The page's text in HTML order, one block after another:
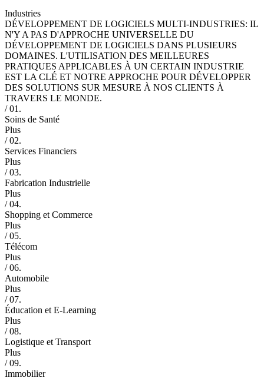
Industries
DÉVELOPPEMENT DE LOGICIELS MULTI-INDUSTRIES: IL
N'Y A PAS D'APPROCHE UNIVERSELLE DU
DÉVELOPPEMENT DE LOGICIELS DANS PLUSIEURS
DOMAINES. L'UTILISATION DES MEILLEURES
PRATIQUES APPLICABLES À UN CERTAIN INDUSTRIE
EST LA CLÉ ET NOTRE APPROCHE POUR DÉVELOPPER
DES SOLUTIONS SUR MESURE À NOS CLIENTS À
TRAVERS LE MONDE.
/ 01.
Soins de Santé
Plus
/ 02.
Services Financiers
Plus
/ 03.
Fabrication Industrielle
Plus
/ 04.
Shopping et Commerce
Plus
/ 05.
Télécom
Plus
/ 06.
Automobile
Plus
/ 07.
Éducation et E-Learning
Plus
/ 08.
Logistique et Transport
Plus
/ 09.
Immobilier